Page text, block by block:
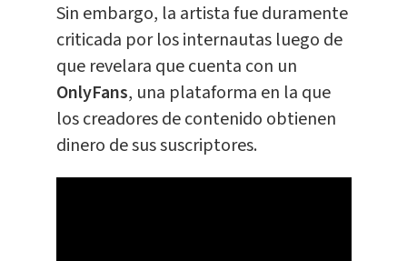
Sin embargo, la artista fue duramente
criticada por los internautas luego de
que revelara que cuenta con un
OnlyFans, una plataforma en la que
los creadores de contenido obtienen
dinero de sus suscriptores.